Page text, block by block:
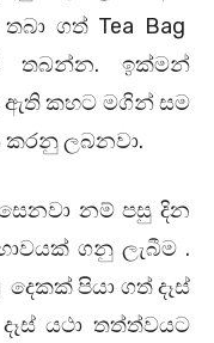
ගත් Tea Bag
තබන්න. ඉක්මන්
ඇති කහට මගින් සම
කරනු ලබනවා.
නම් පසු දින
ගනු ලැබීම .
පියා ගත් දෑස්
යථා තත්ත්වයට